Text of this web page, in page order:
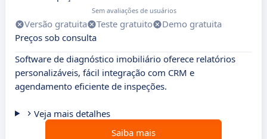
Sem avaliações de usuários
Versão gratuita Teste gratuito
Demo gratuita
Preços sob consulta
Software de diagnóstico imobiliário oferece relatórios
personalizáveis, fácil integração com CRM e
agendamento eficiente de inspeções.
Veja mais detalhes
Saiba mais